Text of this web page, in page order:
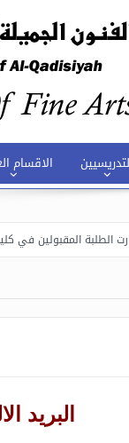
الاقسام
الطلبة المقبولين في كلية
البريد